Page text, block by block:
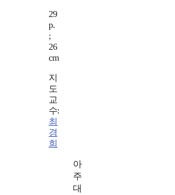
29
p.
;
26
cm
지
도
교
수:
최
경
희
아
주
대